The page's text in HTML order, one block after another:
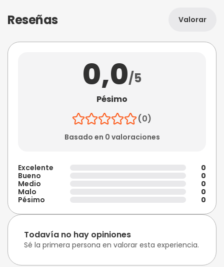
Reseñas Valorar
0,0/5
Pésimo
(0)
Basado en 0 valoraciones
Excelente
0
Bueno
0
Medio
0
Malo
0
Pésimo
0
Todavía no hay opiniones
Sé la primera persona en valorar esta experiencia.